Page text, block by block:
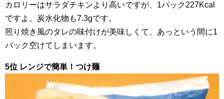
カロリーはサラダチキンより高いですが、1パック227Kcal
ですよ。炭水化物も7.3gです。
照り焼き風のタレの味付けが美味しくて、あっという間に1
パック空けてしまいます。
5位 レンジで簡単！つけ麺